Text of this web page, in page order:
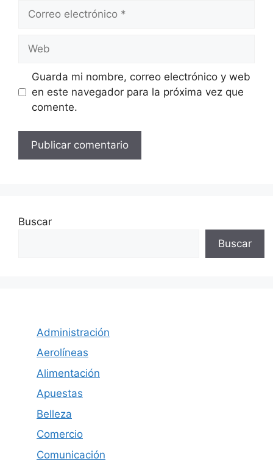
Correo
Web
Guarda mi nombre, correo electrónico y web
en este navegador para la próxima vez que
comente.
Buscar
Buscar
Administración
Aerolíneas
Alimentación
Apuestas
Belleza
Comercio
Comunicación